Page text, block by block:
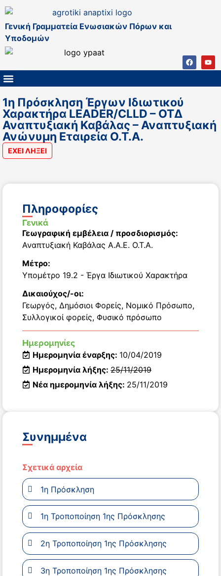
Γενική Γραμματεία Ενωσιακών Πόρων και
Υποδομών
1η Πρόσκληση Έργων Ιδιωτικού
Χαρακτήρα LEADER/CLLD – ΟΤΔ
Αναπτυξιακή Καβάλας – Αναπτυξιακή
Ανώνυμη Εταιρεία Ο.Τ.Α.
ΕΧΕΙ ΛΗΞΕΙ
Πληροφορίες
Γενικά
Γεωγραφική εμβέλεια / προσδιορισμός:
Αναπτυξιακή Καβάλας Α.Α.Ε. Ο.Τ.Α.
Μέτρο:
Υπομέτρο 19.2 - Έργα Ιδιωτικού Χαρακτήρα
Δικαιούχος/-οι:
Γεωργός, Δημόσιοι Φορείς, Νομικό Πρόσωπο,
Συλλογικοί φορείς, Φυσικό πρόσωπο
Ημερομηνίες
Ημερομηνία έναρξης: 10/04/2019
Ημερομηνία λήξης: 25/11/2019
Νέα ημερομηνία λήξης: 25/11/2019
Συνημμένα
Σχετικά αρχεία
1η Πρόσκληση
1η Τροποποίηση 1ης Πρόσκλησης
2η Τροποποίηση 1ης Πρόσκλησης
3η Τροποποίηση 1ης Πρόσκλησης